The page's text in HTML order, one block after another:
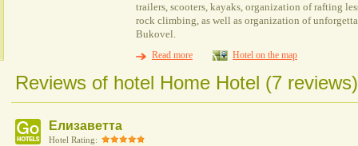
trailers, scooters, kayaks, organization of rafting
rock climbing, as well as organization of
Bukovel.
Read more
Hotel on the map
Reviews of hotel Home Hotel (7 reviews)
Елизаветта
Hotel Rating: